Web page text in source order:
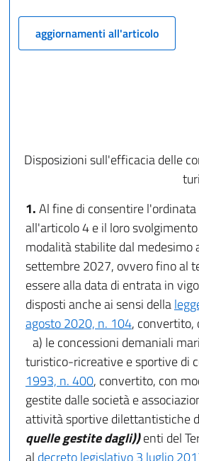
aggiornamenti all'articolo
Disposizioni sull'efficacia delle
1.Al fine di consentire
all'articolo 4 e il loro
modalità stabilite dal
settembre 2027, ovvero fino al
essere alla data di entrata in
disposti anche ai sensi della
agosto 2020, n. 104, convertito,
a) le concessioni demaniali
turistico-ricreative e sportive di
1993, n. 400, convertito, con
gestite dalle società e
attività sportive dilettantistiche
quelle gestite dagli))enti del
al decreto legislativo 3 luglio